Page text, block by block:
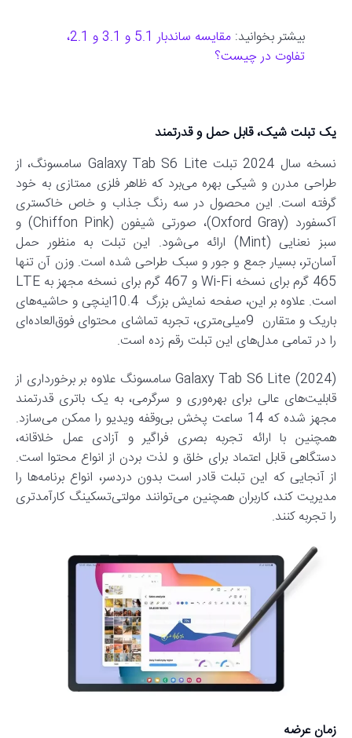
بیشتر بخوانید:
مقایسه ساندبار 5.1 و 3.1 و 2.1،
تفاوت در چیست؟
یک تبلت شیک، قابل حمل و قدرتمند
نسخه سال 2024 تبلت Galaxy Tab S6 Lite سامسونگ، از
طراحی مدرن و شیکی بهره می‌برد که ظاهر فلزی ممتازی به خود
گرفته است. این محصول در سه رنگ جذاب و خاص خاکستری
آکسفورد (Oxford Gray)، صورتی شیفون (Chiffon Pink) و
سبز نعنایی (Mint) ارائه می‌شود. این تبلت به منظور حمل
آسان‌تر، بسیار جمع و جور و سبک طراحی شده است. وزن آن تنها
465 گرم برای نسخه Wi-Fi و 467 گرم برای نسخه مجهز به LTE
است. علاوه بر این، صفحه نمایش بزرگ 10.4اینچی و حاشیه‌های
باریک و متقارن 9میلی‌متری، تجربه تماشای محتوای فوق‌العاده‌ای
را در تمامی مدل‌های این تبلت رقم زده است.
Galaxy Tab S6 Lite (2024) سامسونگ علاوه بر برخورداری از
قابلیت‌های عالی برای بهره‌وری و سرگرمی، به یک باتری قدرتمند
مجهز شده که 14 ساعت پخش بی‌وقفه ویدیو را ممکن می‌سازد.
همچنین با ارائه تجربه بصری فراگیر و آزادی عمل خلاقانه،
دستگاهی قابل اعتماد برای خلق و لذت بردن از انواع محتوا است.
از آنجایی که این تبلت قادر است بدون دردسر، انواع برنامه‌ها را
مدیریت کند، کاربران همچنین می‌توانند مولتی‌تسکینگ کارآمدتری
را تجربه کنند.
زمان عرضه